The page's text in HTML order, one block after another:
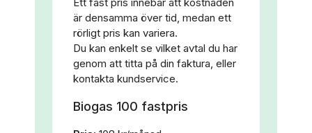
är densamma över tid, medan ett
rörligt pris kan variera.
Du kan enkelt se vilket avtal du har
genom att titta på din faktura, eller
kontakta kundservice.
Biogas 100 fastpris